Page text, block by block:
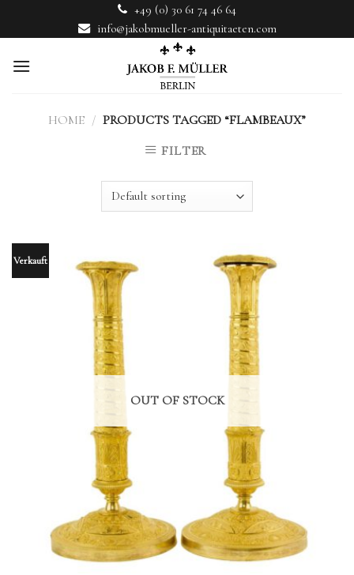
+49 (0) 30 61 74 46 64
info@jakobmueller-antiquitaeten.com
HOME / PRODUCTS TAGGED “FLAMBEAUX”
FILTER
Verkauft
OUT OF STOCK